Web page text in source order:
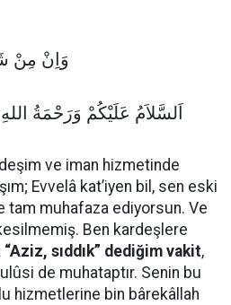
اَلسَّلاَمُ عَلَيْكُمْ وَرَحْمَةُ اللهِ
ve iman hizmetinde
Evvelâ kat’iyen bil, sen eski
tam muhafaza ediyorsun. Ve
Ben kardeşlere
“Aziz, sıddık” dediğim vakit,
de muhataptır. Senin bu
hizmetlerine bin bârekâllah